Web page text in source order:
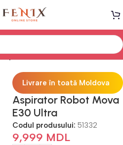
Aspiratoare
Livrare în toată Moldova
Aspirator Robot Mova
E30 Ultra
Codul produsului: 51332
9,999 MDL